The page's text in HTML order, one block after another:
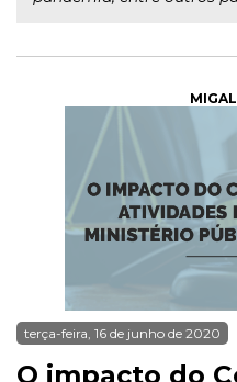
terça-feira, 16 de junho de 2020
O impacto do